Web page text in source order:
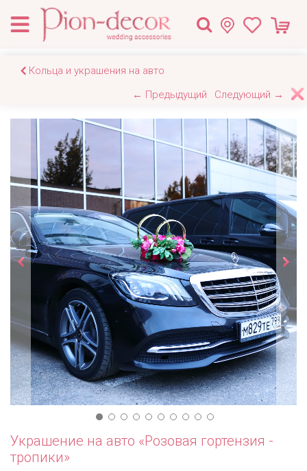
Кольца и украшения на авто
← Предыдущий
Следующий →
Украшение на авто «Розовая гортензия -
тропики»